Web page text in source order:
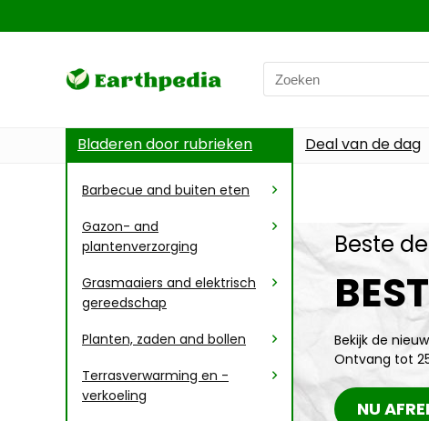
Bladeren door rubrieken
Barbecue and buiten eten
Gazon- and
plantenverzorging
Grasmaaiers and elektrisch
gereedschap
Planten, zaden and bollen
Terrasverwarming en -
verkoeling
Deal van de dag
Beste
Bekijk de
Ontvang tot
NU